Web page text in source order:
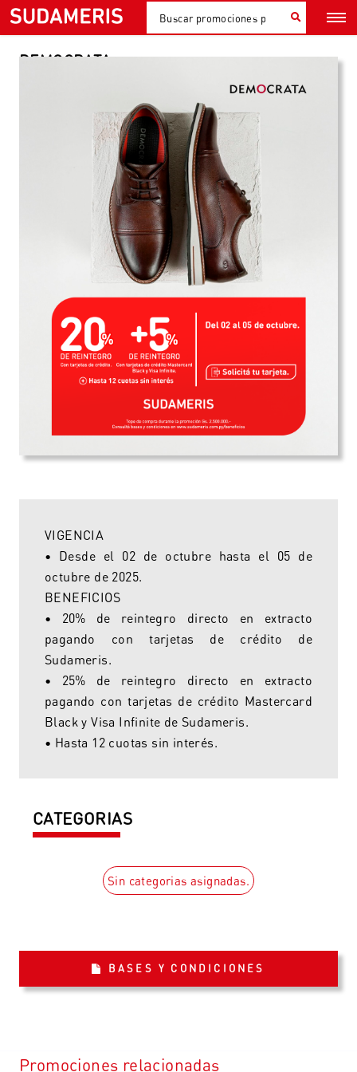
DEMOCRATA
VIGENCIA
• Desde el 02 de octubre hasta el 05 de
octubre de 2025.
BENEFICIOS
• 20% de reintegro directo en extracto
pagando con tarjetas de crédito de
Sudameris.
• 25% de reintegro directo en extracto
pagando con tarjetas de crédito Mastercard
Black y Visa Infinite de Sudameris.
• Hasta 12 cuotas sin interés.
CATEGORIAS
Sin categorias asignadas.
BASES Y CONDICIONES
Promociones relacionadas